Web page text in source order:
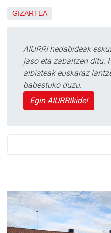
GIZARTEA
AIURRI hedabideak
jaso eta zabaltzen ditu.
albisteak euskaraz
babestuko duzu.
Egin AIURRIkide!